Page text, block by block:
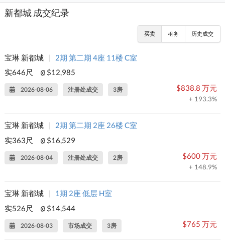
新都城 成交纪录
买卖 租务 历史成交
宝琳 新都城 |
2期 第二期 4座 11楼 C室
实646尺
@ $12,985
2026-08-06 注册处成交 3房 $838.8 万元
+ 193.3%
宝琳 新都城
2期 第二期 2座 26楼 C室
实363尺
@ $16,529
2026-08-04 注册处成交 2房 $600 万元
+ 148.9%
宝琳 新都城
1期 2座 低层 H室
实526尺
@ $14,544
2026-08-03 市场成交 3房 $765 万元